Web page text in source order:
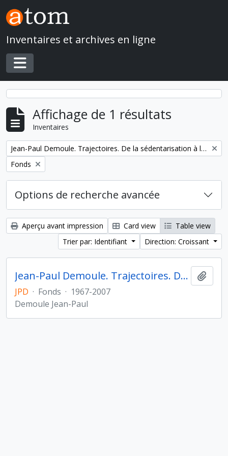
Skip to main content
Inventaires et archives en ligne
Toggle navigation
Affichage de 1 résultats
Inventaires
Remove filter:
Jean-Paul Demoule. Trajectoires. De la sédentarisation à l'État
Remove filter:
Fonds
Options de recherche avancée
Aperçu avant impression Card view
Table view
Trier par: Identifiant
Direction: Croissant
Jean-Paul Demoule. Trajectoires. De la sédentarisation à l'État
JPD · Fonds · 1967-2007
Demoule Jean-Paul